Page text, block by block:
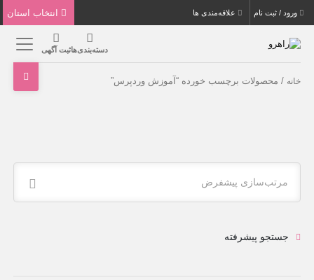
ورود / ثبت نام علاقه‌مندی ها
دسته‌بندی‌هاثبت آگهی
خانه / محصولات برچسب خورده “آموزش وردپرس”
مرتب‌سازی پیشفرض
جستجو پیشرفته